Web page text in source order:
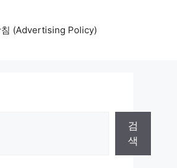
침 (Advertising Policy)
검
색